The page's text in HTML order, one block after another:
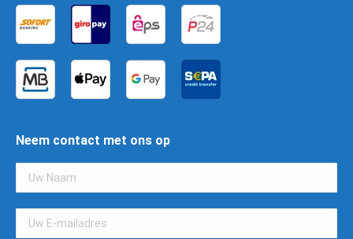
Neem contact met ons op